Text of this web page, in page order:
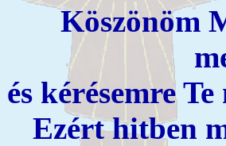
Köszönöm
és kérésemre
Ezért hitben